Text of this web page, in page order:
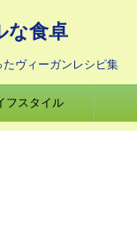
な食卓
ヴィーガンレシピ集
フスタイル